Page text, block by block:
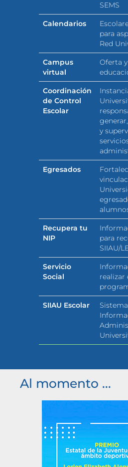
SEMS
Calendarios
para
Red
Campus
virtual
Oferta
Coordinación
de Control
Escolar
y
Egresados
Recupera tu
NIP
para
SIIAU/
Servicio
Social
realizar
SIIAU Escolar
Al momento ...